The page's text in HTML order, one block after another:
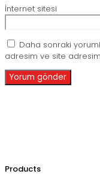
İnternet sitesi
Daha sonraki
adresim ve site
Products